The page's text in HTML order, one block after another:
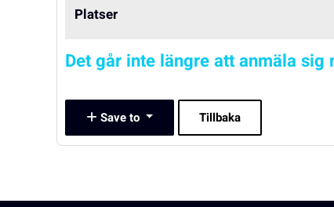
Platser
Det går inte längre att anmäla
Save to Tillbaka